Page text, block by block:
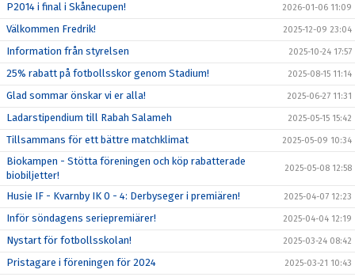
P2014 i final i Skånecupen! 2026-01-06 11:09
Välkommen Fredrik! 2025-12-09 23:04
Information från styrelsen 2025-10-24 17:57
25% rabatt på fotbollsskor genom Stadium! 2025-08-15 11:14
Glad sommar önskar vi er alla! 2025-06-27 11:31
Ladarstipendium till Rabah Salameh 2025-05-15 15:42
Tillsammans för ett bättre matchklimat 2025-05-09 10:34
Biokampen - Stötta föreningen och köp rabatterade
biobiljetter!
2025-05-08 12:58
Husie IF - Kvarnby IK 0 - 4: Derbyseger i premiären! 2025-04-07 12:23
Inför söndagens seriepremiärer! 2025-04-04 12:19
Nystart för fotbollsskolan! 2025-03-24 08:42
Pristagare i föreningen för 2024 2025-03-21 10:43